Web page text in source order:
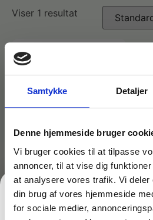
Samtykke Detaljer
Denne hjemmeside bruger
Vi bruger cookies til at tilpasse
annoncer, til at vise dig
at analysere vores trafik. Vi deler
din brug af vores hjemmeside
for sociale medier,
Affaldsposer og sække
Gribetænger
Desinfektion af overflader
Ecolab produkter
Desinfektion og rengøring
Ecolab Badeværelse
Ecolab Gulvrengøring
Engangshandsker
Personlig hygiejne og pleje
Håndsæbe
Håndsprit
Rekvisitter til rengøring
Afstøver
Rengøring
Viser 1 resultat
Varenr: TC20213
Plejeolie med forstøver
59,50kr. inkl. moms
47,60 ekskl. moms